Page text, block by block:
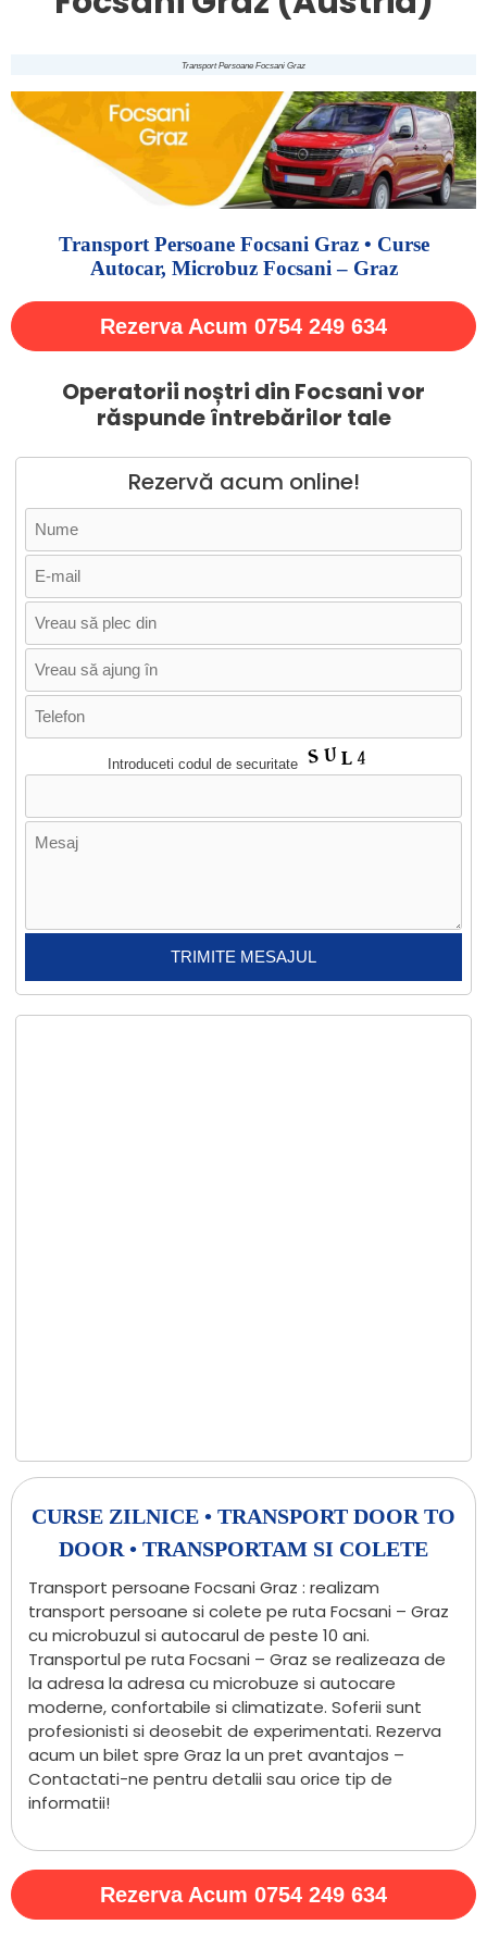
Transport Persoane Focsani Graz
Transport Persoane Focsani Graz • Curse
Autocar, Microbuz Focsani – Graz
Rezerva Acum 0754 249 634
Operatorii noștri din Focsani vor
răspunde întrebărilor tale
Rezervă acum online!
Introduceti codul de securitate
CURSE ZILNICE • TRANSPORT DOOR TO
DOOR • TRANSPORTAM SI COLETE
Transport persoane Focsani Graz : realizam
transport persoane si colete pe ruta Focsani – Graz
cu microbuzul si autocarul de peste 10 ani.
Transportul pe ruta Focsani – Graz se realizeaza de
la adresa la adresa cu microbuze si autocare
moderne, confortabile si climatizate. Soferii sunt
profesionisti si deosebit de experimentati. Rezerva
acum un bilet spre Graz la un pret avantajos –
Contactati-ne pentru detalii sau orice tip de
informatii!
Rezerva Acum 0754 249 634